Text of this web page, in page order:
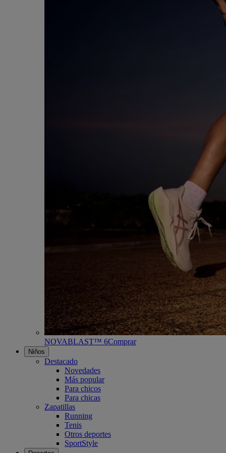
NOVABLAST™ 6Comprar
Niños
Destacado
Novedades
Más popular
Para chicos
Para chicas
Zapatillas
Running
Tenis
Otros deportes
SportStyle